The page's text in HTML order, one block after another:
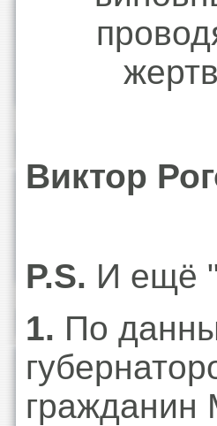
Виктор
P.S. И ещё
1. По
гражданин